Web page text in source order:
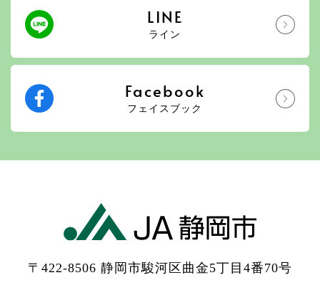
LINE
ライン
Facebook
フェイスブック
〒422-8506 静岡市駿河区曲金5丁目4番70号